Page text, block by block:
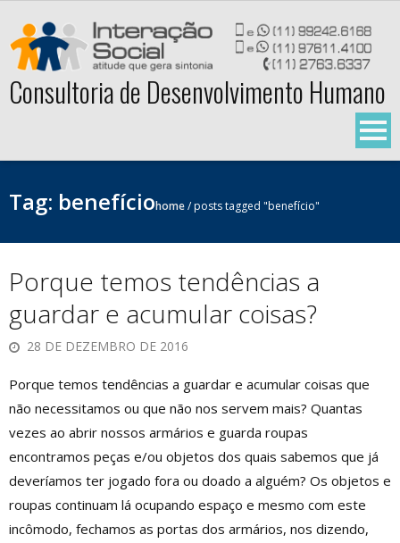
content
Consultoria de Desenvolvimento Humano
Tag: benefíciohome/posts tagged "benefício"
Porque temos tendências a
guardar e acumular coisas?
28 DE DEZEMBRO DE 2016
Porque temos tendências a guardar e acumular coisas que
não necessitamos ou que não nos servem mais? Quantas
vezes ao abrir nossos armários e guarda roupas
encontramos peças e/ou objetos dos quais sabemos que já
deveríamos ter jogado fora ou doado a alguém? Os objetos e
roupas continuam lá ocupando espaço e mesmo com este
incômodo, fechamos as portas dos armários, nos dizendo,